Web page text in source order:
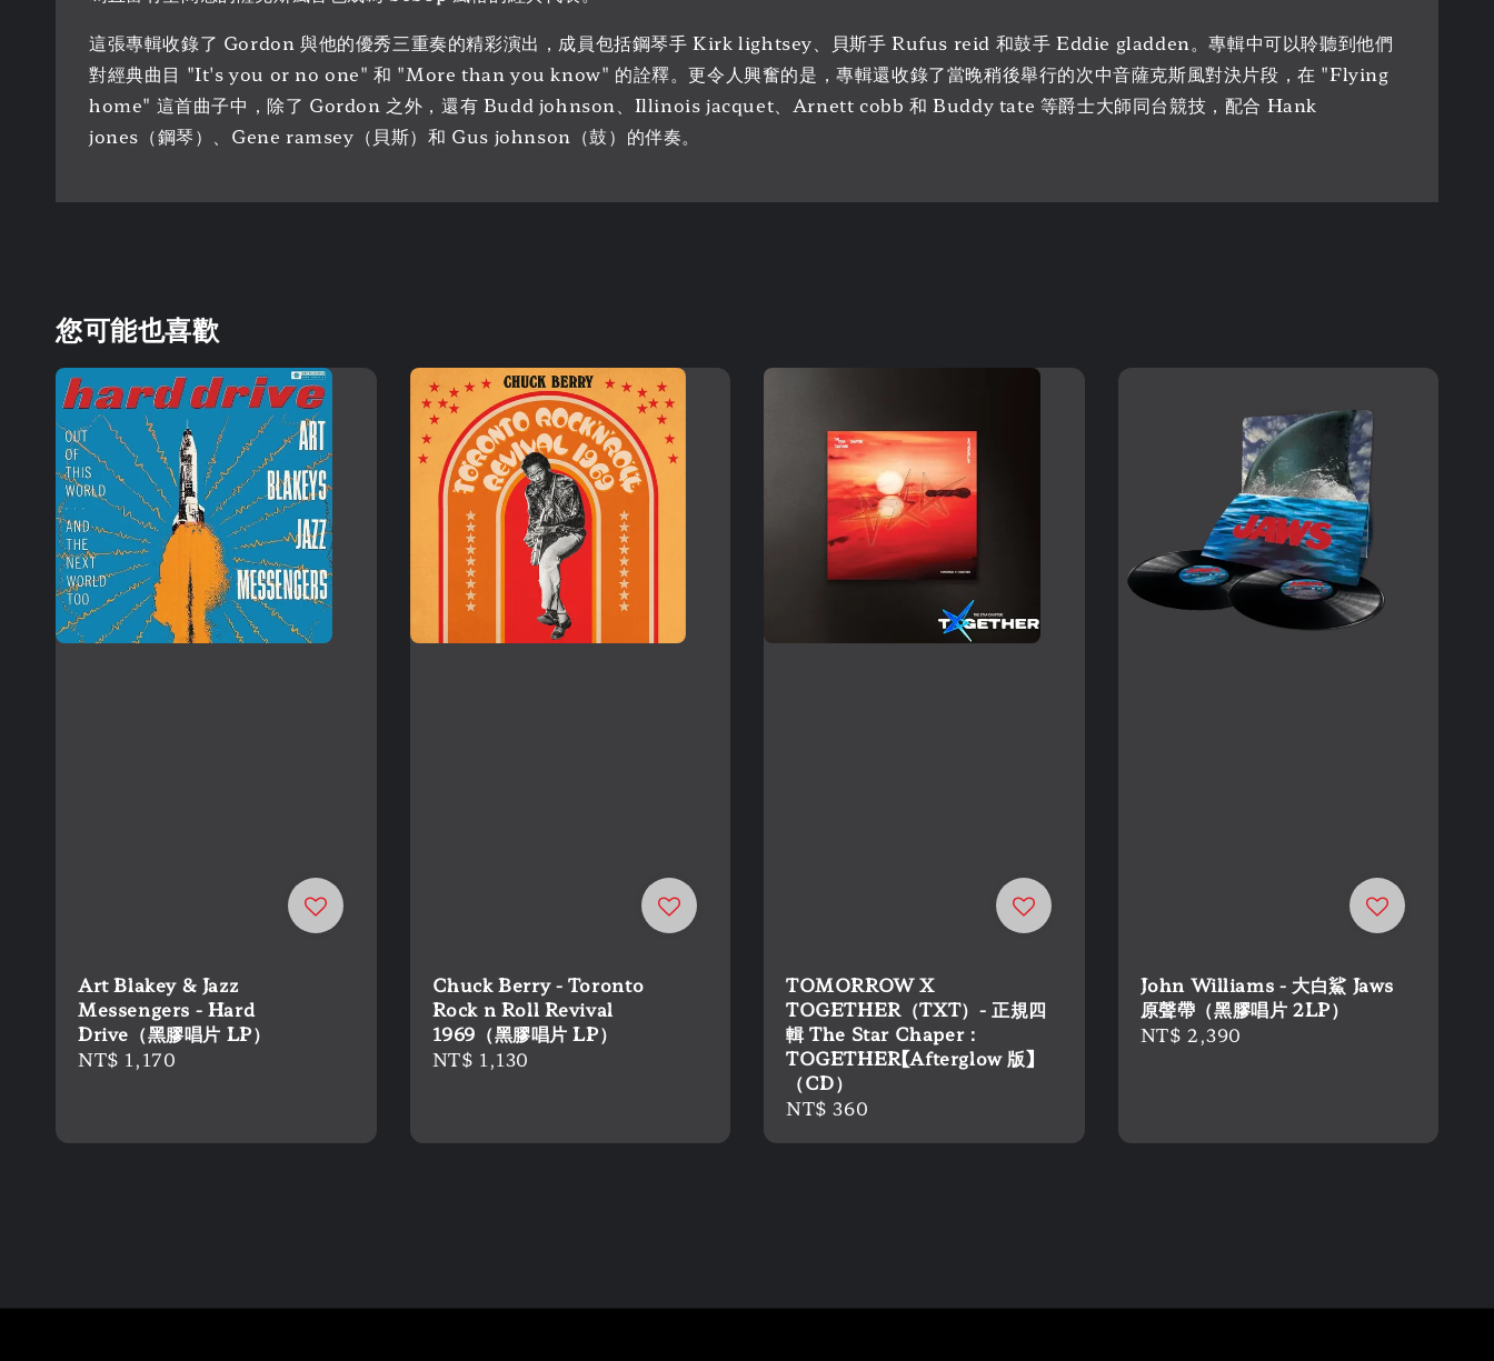
這張專輯收錄了 Gordon 與他的優秀三重奏的精彩演出，成員包括鋼琴手 Kirk lightsey、貝斯手 Rufus reid 和鼓手 Eddie gladden。專輯中可以聆聽到他們
對經典曲目 "It's you or no one" 和 "More than you know" 的詮釋。更令人興奮的是，專輯還收錄了當晚稍後舉行的次中音薩克斯風對決片段，在 "Flying
home" 這首曲子中，除了 Gordon 之外，還有 Budd johnson、Illinois jacquet、Arnett cobb 和 Buddy tate 等爵士大師同台競技，配合 Hank
jones（鋼琴）、Gene ramsey（貝斯）和 Gus johnson（鼓）的伴奏。
您可能也喜歡
Art Blakey & Jazz
Messengers - Hard
Drive（黑膠唱片 LP）
Regular
NT$ 1,170
Chuck Berry - Toronto
Rock n Roll Revival
1969（黑膠唱片 LP）
Regular
NT$ 1,130
TOMORROW X
TOGETHER（TXT）- 正規四
輯 The Star Chaper：
TOGETHER【Afterglow 版】
（CD）
Regular
NT$ 360
John Williams - 大白鯊 Jaws
原聲帶（黑膠唱片 2LP）
Regular
NT$ 2,390